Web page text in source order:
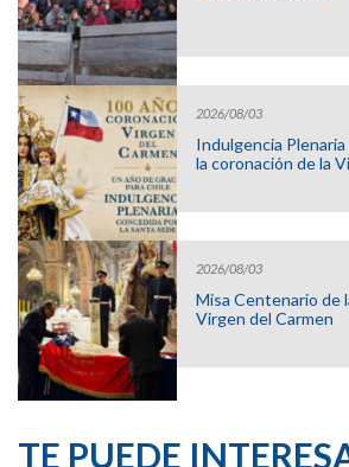
2026/08/03
Indulgencia
la coronación de la
2026/08/03
Misa Centenario de
Virgen del Carmen
TE PUEDE